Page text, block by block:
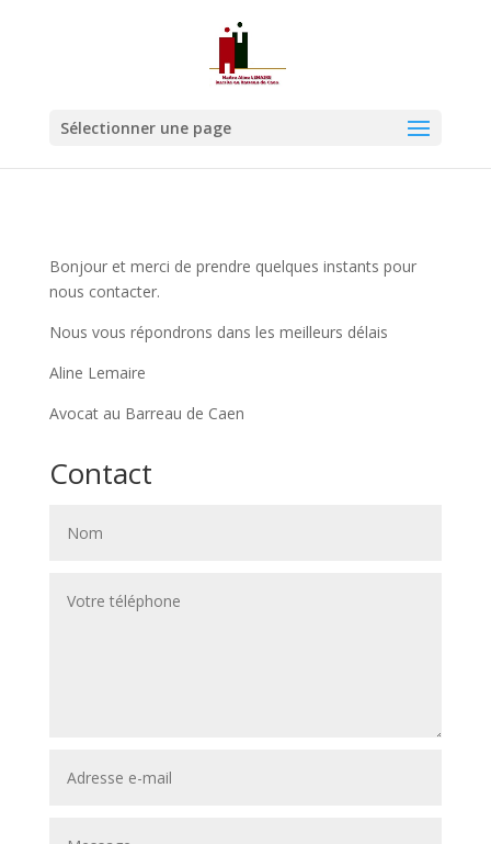
Sélectionner une page
Bonjour et merci de prendre quelques instants pour
nous contacter.
Nous vous répondrons dans les meilleurs délais
Aline Lemaire
Avocat au Barreau de Caen
Contact